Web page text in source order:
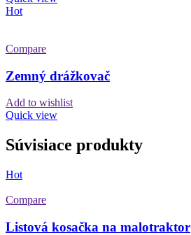
Hot
Compare
Zemný drážkovač
Add to wishlist
Quick view
Súvisiace produkty
Hot
Compare
Listová kosačka na malotraktor